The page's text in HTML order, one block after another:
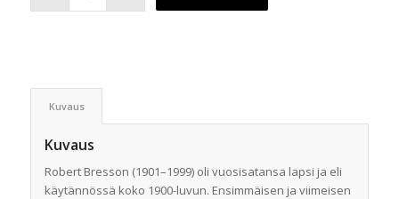
Kuvaus
Kuvaus
Robert Bresson (1901–1999) oli vuosisatansa lapsi ja eli
käytännössä koko 1900-luvun. Ensimmäisen ja viimeisen